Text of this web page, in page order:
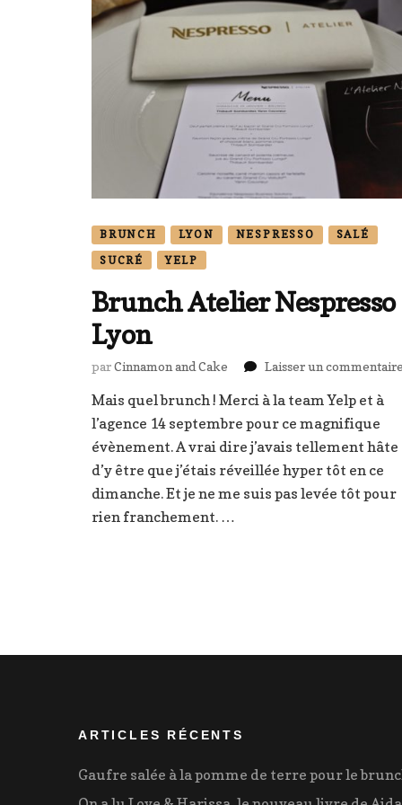
BRUNCH LYON NESPRESSO
SALÉ
SUCRÉ
YELP
Brunch Atelier Nespresso
Lyon
parCinnamon and Cake Laisser un commentaire
Mais quel brunch ! Merci à la team Yelp et à
l’agence 14 septembre pour ce magnifique
évènement. A vrai dire j’avais tellement hâte
d’y être que j’étais réveillée hyper tôt en ce
dimanche. Et je ne me suis pas levée tôt pour
rien franchement. …
ARTICLES RÉCENTS
Gaufre salée à la pomme de terre pour le